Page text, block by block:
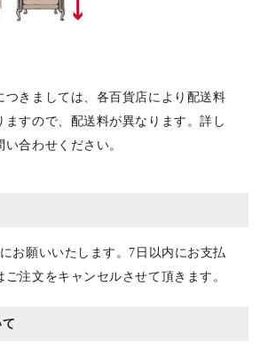
きましては、各百貨店により配送料
ますので、配送料が異なります。詳し
合わせください。
お願いいたします。7日以内にお支払
ご注文をキャンセルさせて頂きます。